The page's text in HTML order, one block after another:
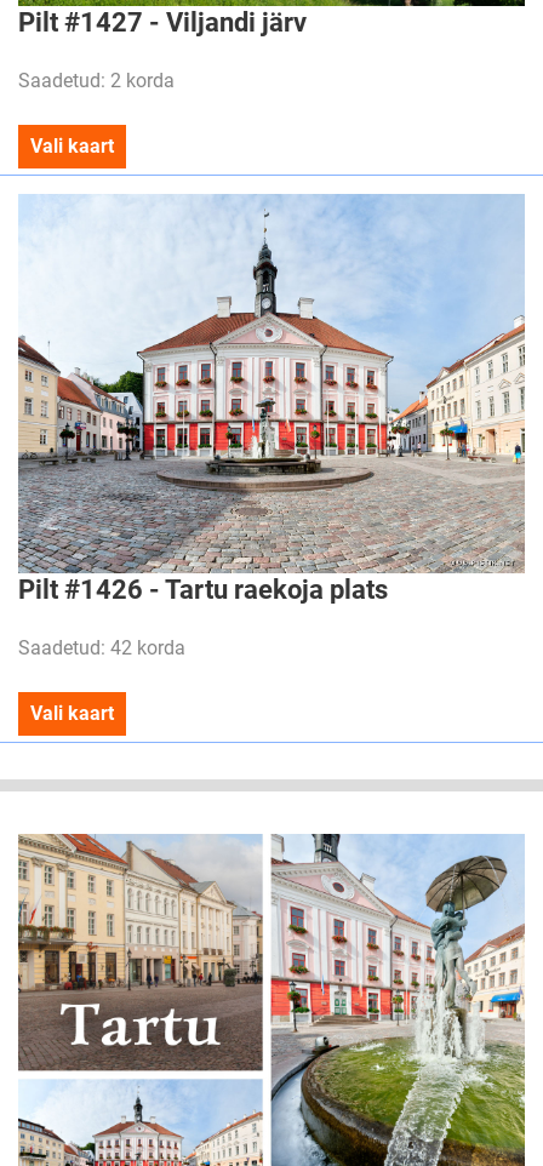
Pilt #1427 - Viljandi järv
Saadetud: 2 korda
Vali kaart
Pilt #1426 - Tartu raekoja plats
Saadetud: 42 korda
Vali kaart